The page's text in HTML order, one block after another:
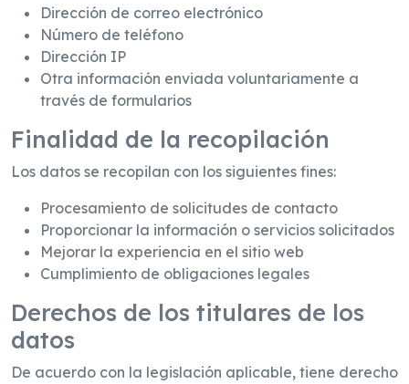
Dirección de correo electrónico
Número de teléfono
Dirección IP
Otra información enviada voluntariamente a
través de formularios
Finalidad de la recopilación
Los datos se recopilan con los siguientes fines:
Procesamiento de solicitudes de contacto
Proporcionar la información o servicios solicitados
Mejorar la experiencia en el sitio web
Cumplimiento de obligaciones legales
Derechos de los titulares de los
datos
De acuerdo con la legislación aplicable, tiene derecho